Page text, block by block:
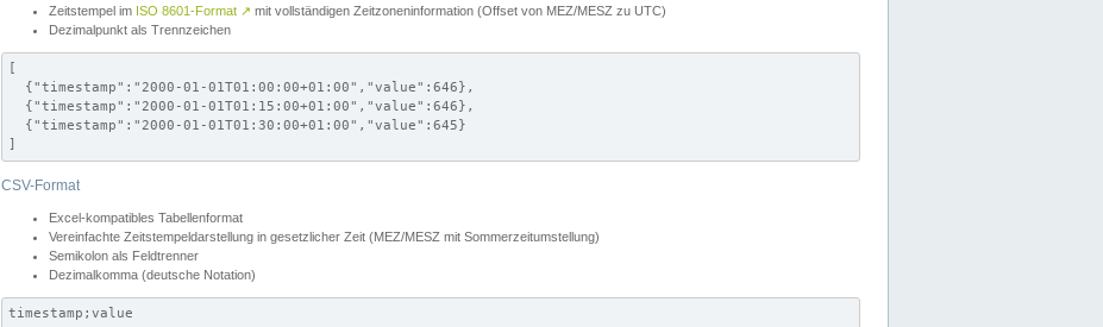
Zeitstempel im ISO 8601-Format ↗ mit vollständigen Zeitzoneninformation (Offset von MEZ/MESZ zu UTC)
Dezimalpunkt als Trennzeichen
[
  {"timestamp":"2000-01-01T01:00:00+01:00","value":646},
  {"timestamp":"2000-01-01T01:15:00+01:00","value":646},
  {"timestamp":"2000-01-01T01:30:00+01:00","value":645}
]
CSV-Format
Excel-kompatibles Tabellenformat
Vereinfachte Zeitstempeldarstellung in gesetzlicher Zeit (MEZ/MESZ mit Sommerzeitumstellung)
Semikolon als Feldtrenner
Dezimalkomma (deutsche Notation)
timestamp;value